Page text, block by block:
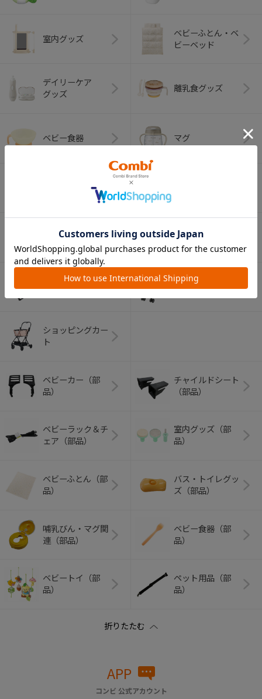
室内グッズ
ベビーふとん・ベ
ビーベッド
デイリーケア
グッズ
離乳食グッズ
ベビー食器 マグ
オーラルケア
ベビートイ
アウトドアグッズ
ペット用品
ショッピングカー
ト
ベビーカー（部
品）
チャイルドシート
（部品）
ベビーラック＆チ
ェア（部品）
室内グッズ（部
品）
ベビーふとん（部
品）
バス・トイレグッ
ズ（部品）
哺乳びん・マグ関
連（部品）
ベビー食器（部
品）
ベビートイ（部
品）
ペット用品（部
品）
APP
コンビ 公式アカウント